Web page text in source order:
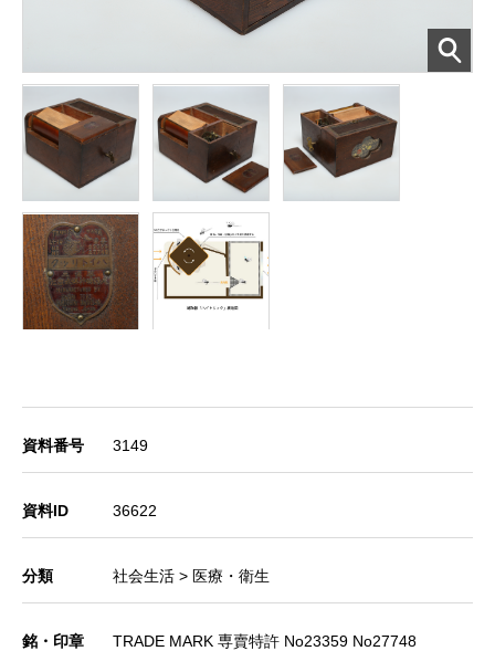
資料番号 3149
資料ID 36622
分類 社会生活 > 医療・衛生
銘・印章
TRADE MARK 専賣特許 No23359 No27748